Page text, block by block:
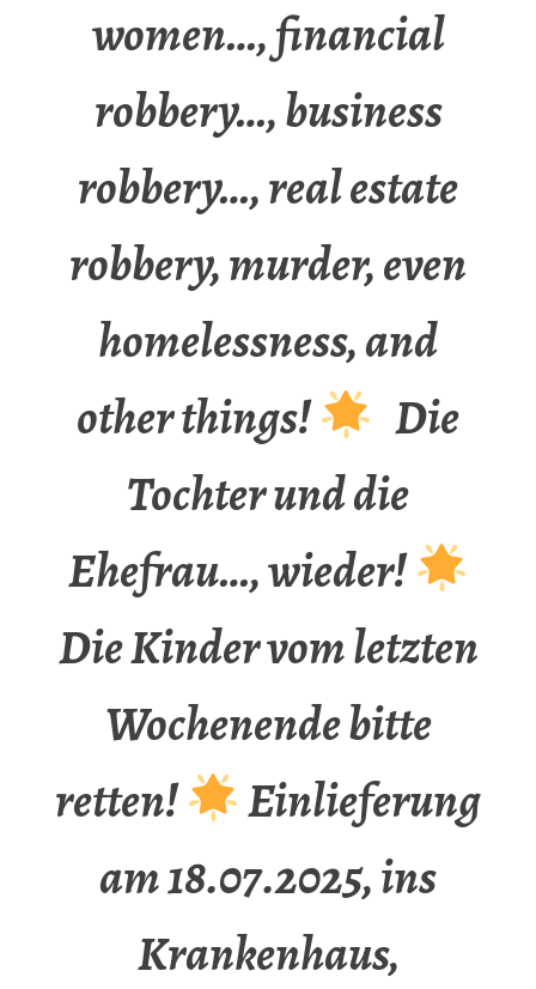
women…, financial
robbery…, business
robbery…, real estate
robbery, murder, even
homelessness, and
other things!
Die
Tochter und die
Ehefrau…, wieder!
Die Kinder vom letzten
Wochenende bitte
retten!
Einlieferung
am 18.07.2025, ins
Krankenhaus,